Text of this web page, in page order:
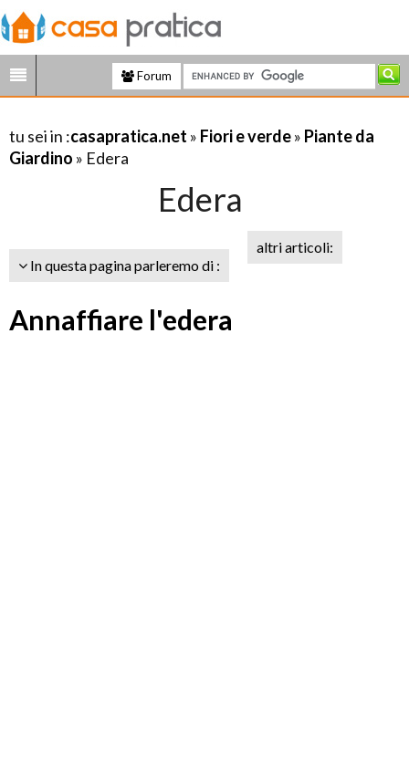
Forum
tu sei in :casapratica.net » Fiori e verde» Piante da
Giardino » Edera
Edera
In questa pagina parleremo di :
altri articoli:
Annaffiare l'edera